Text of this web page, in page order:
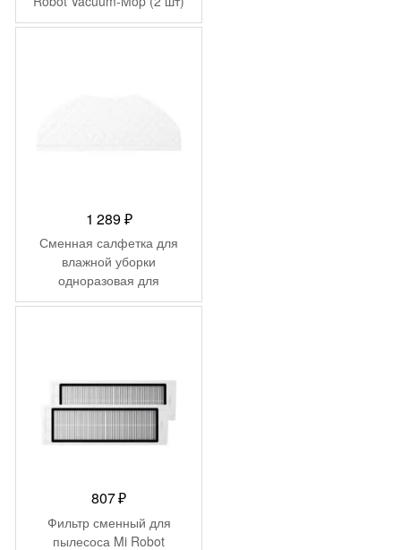
STTB01ZHM (SKV4131TY)
1 289₽
Сменная салфетка для
влажной уборки
одноразовая для
пылесоса Mi Robot
807₽
Фильтр сменный для
пылесоса Mi Robot